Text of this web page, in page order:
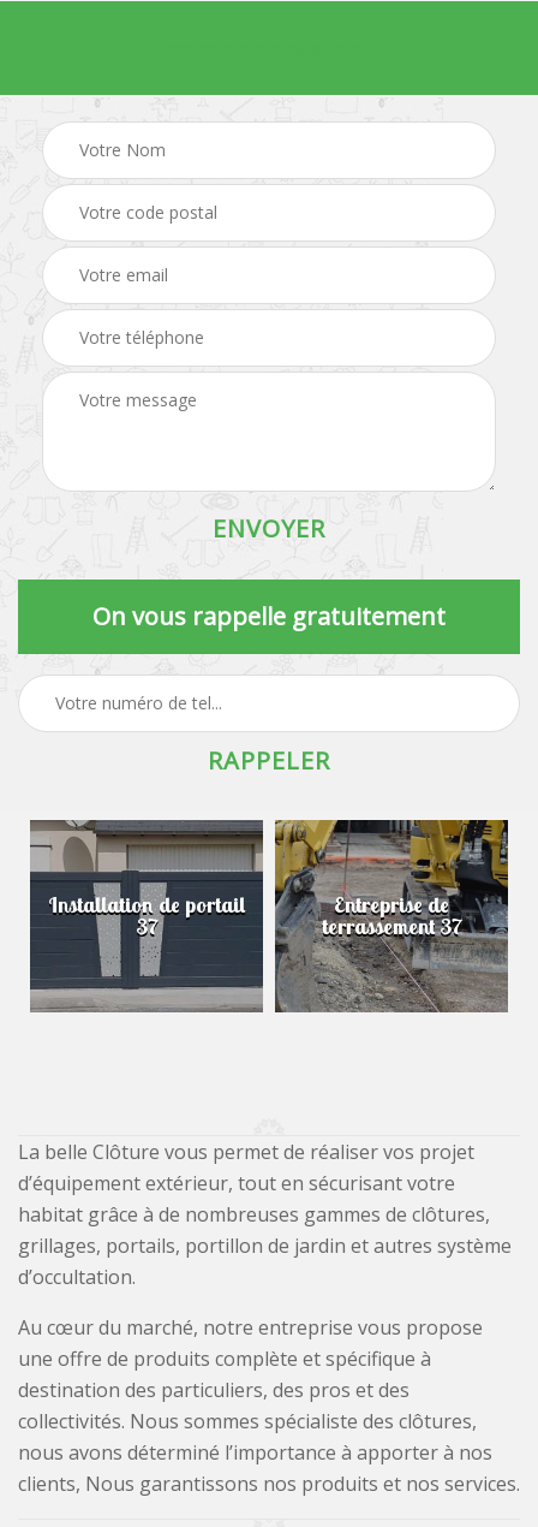
On vous rappelle gratuitement
Installation de portail
37
Entreprise de
terrassement 37
La belle Clôture vous permet de réaliser vos projet
d’équipement extérieur, tout en sécurisant votre
habitat grâce à de nombreuses gammes de clôtures,
grillages, portails, portillon de jardin et autres système
d’occultation.
Au cœur du marché, notre entreprise vous propose
une offre de produits complète et spécifique à
destination des particuliers, des pros et des
collectivités. Nous sommes spécialiste des clôtures,
nous avons déterminé l’importance à apporter à nos
clients, Nous garantissons nos produits et nos services.